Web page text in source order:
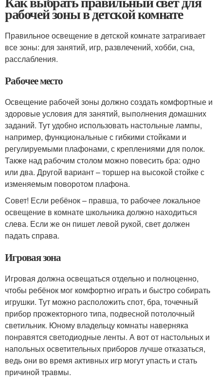
рабочей зоны в детской комнате
Правильное освещение в детской комнате затрагивает
все зоны: для занятий, игр, развлечений, хобби, сна,
расслабления.
Рабочее место
Освещение рабочей зоны должно создать комфортные и
здоровые условия для занятий, выполнения домашних
заданий. Тут удобно использовать настольные лампы,
например, функциональные с гибкими стойками и
регулируемыми плафонами, с креплениями для полок.
Также над рабочим столом можно повесить бра: одно
или два. Другой вариант – торшер на высокой стойке с
изменяемым поворотом плафона.
Совет! Если ребёнок – правша, то рабочее локальное
освещение в комнате школьника должно находиться
слева. Если же он пишет левой рукой, свет должен
падать справа.
Игровая зона
Игровая должна освещаться отдельно и полноценно,
чтобы ребёнок мог комфортно играть и быстро собирать
игрушки. Тут можно расположить спот, бра, точечный
прибор прожекторного типа, подвесной потолочный
светильник. Юному владельцу комнаты наверняка
понравятся светодиодные ленты. А вот от настольных и
напольных осветительных приборов лучше отказаться,
ведь они во время активных игр могут упасть и стать
причиной травмы.